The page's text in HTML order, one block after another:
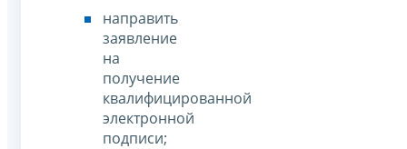
направить
заявление
на
получение
квалифицированной
электронной
подписи;